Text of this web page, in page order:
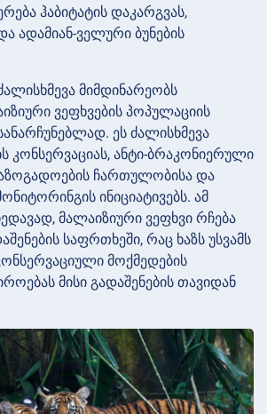
ჰაბიტატის დაკარგვას,
ადამიან-ველური ბუნების
მიმდინარეობს
ვეფხვების პოპულაციის
ეს ძალისხმევა
კონსერვაციას, ანტი-ბრაკონიერული
ჩართულობისა და
ინიციატივებს. ამ
მალაიზიური ვეფხვი რჩება
საფრთხეში, რაც ხაზს უსვამს
მოქმედების
მისი გადაშენების თავიდან